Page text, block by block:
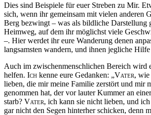
Dies sind Beispiele für euer Streben zu Mir.
sich, wenn ihr gemeinsam mit vielen anderen
Berg bezwingt – was als bildliche Darstellung
Heimweg, auf dem ihr möglichst viele
–. Hier werdet ihr eure Wanderung denen
langsamsten wandern, und ihnen jegliche
Auch im zwischenmenschlichen Bereich wird
helfen. Ich kenne eure Gedanken: „Vater, wie
lieben, die mir meine Familie zerstört und mir
genommen hat, der vor lauter Kummer an
starb? Vater, ich kann sie nicht lieben, und
gar nicht den Segen hinterher schicken, denn